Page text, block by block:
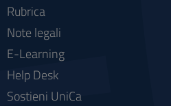
Rubrica
Note legali
E-Learning
Help Desk
Sostieni UniCa